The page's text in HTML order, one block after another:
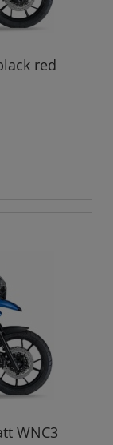
red
WNC3